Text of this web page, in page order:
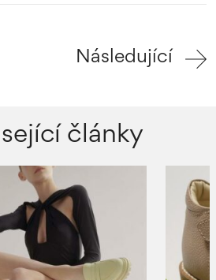
Následující
články